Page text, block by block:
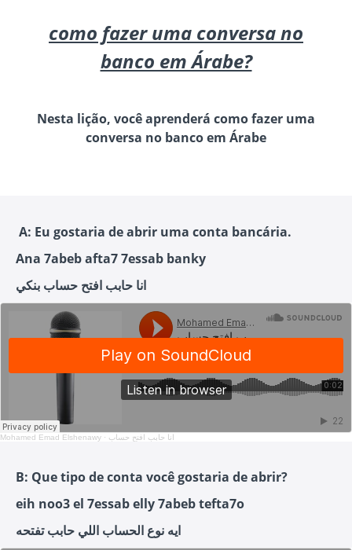
como fazer uma conversa no
banco em Árabe?
Nesta lição, você aprenderá como fazer uma
conversa no banco em Árabe
A: Eu gostaria de abrir uma conta bancária.
Ana 7abeb afta7 7essab banky
انا حابب افتح حساب بنكي
Mohamed Emad Elshenawy · انا حابب افتح حساب
B: Que tipo de conta você gostaria de abrir?
eih noo3 el 7essab elly 7abeb tefta7o
ايه نوع الحساب اللي حابب تفتحه